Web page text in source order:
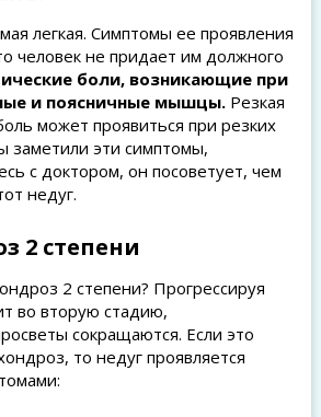
легкая. Симптомы ее проявления
человек не придает им должного
боли, возникающие при
и поясничные мышцы.Резкая
может проявиться при резких
заметили эти симптомы,
с доктором, он посоветует, чем
недуг.
2 степени
2 степени? Прогрессируя
во вторую стадию,
сокращаются. Если это
то недуг проявляется